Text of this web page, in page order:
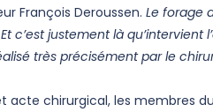
François Deroussen.Le forage
c’est justement là qu’intervient
très précisément par le
acte chirurgical, les membres